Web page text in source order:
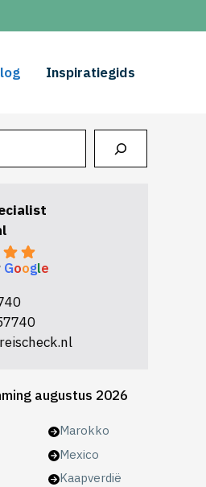
Inspiratiegids
Google
augustus 2026
Marokko
Mexico
Kaapverdië